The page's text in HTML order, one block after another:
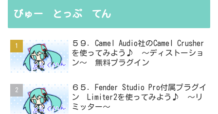
びゅー とっぷ てん
５９．Camel Audio社のCamel Crusher
を使ってみよう♪ ～ディストーショ
ン～ 無料プラグイン
６５．Fender Studio Pro付属プラグイ
ン Limiter2を使ってみよう♪ ～リ
ミッター～